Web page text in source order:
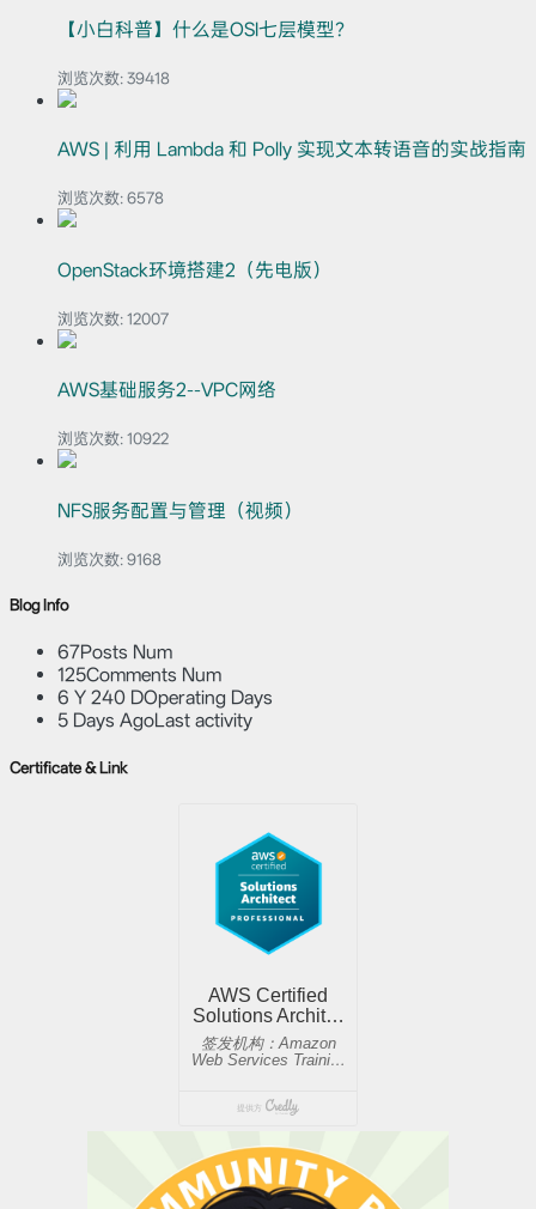
【小白科普】什么是OSI七层模型？
浏览次数: 39418
AWS | 利用 Lambda 和 Polly 实现文本转语音的实战指南
浏览次数: 6578
OpenStack环境搭建2（先电版）
浏览次数: 12007
AWS基础服务2--VPC网络
浏览次数: 10922
NFS服务配置与管理（视频）
浏览次数: 9168
Blog Info
67Posts Num
125Comments Num
6 Y 240 DOperating Days
5 Days AgoLast activity
Certificate & Link